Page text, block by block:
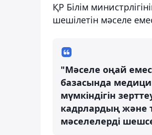
ҚР Білім
шешілетін мәселе
"Мәселе оңай
базасында
мүмкіндігін
кадрлардың және
мәселелерді